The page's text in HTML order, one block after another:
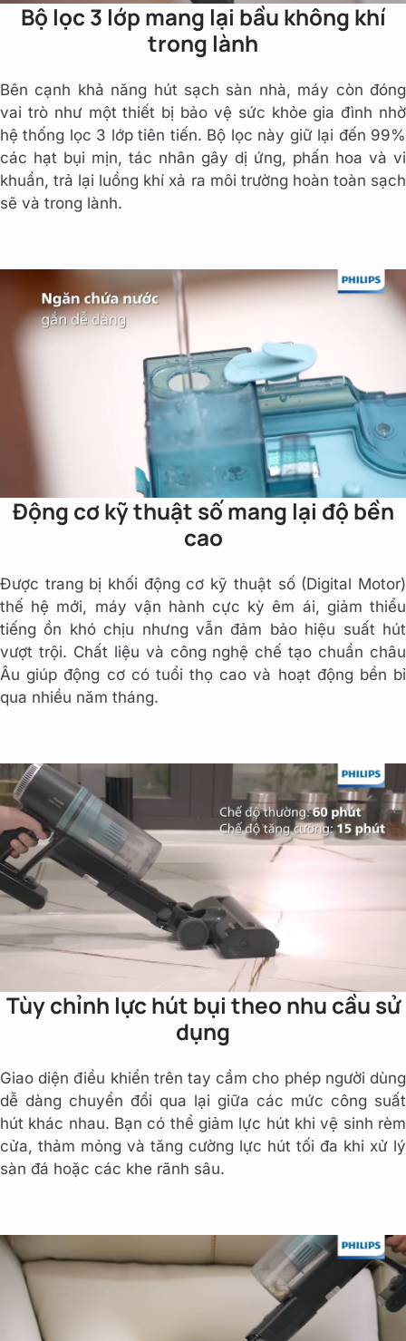
Bộ lọc 3 lớp mang lại bầu không khí
trong lành
Bên cạnh khả năng hút sạch sàn nhà, máy còn đóng
vai trò như một thiết bị bảo vệ sức khỏe gia đình nhờ
hệ thống lọc 3 lớp tiên tiến. Bộ lọc này giữ lại đến 99%
các hạt bụi mịn, tác nhân gây dị ứng, phấn hoa và vi
khuẩn, trả lại luồng khí xả ra môi trường hoàn toàn sạch
sẽ và trong lành.
Động cơ kỹ thuật số mang lại độ bền
cao
Được trang bị khối động cơ kỹ thuật số (Digital Motor)
thế hệ mới, máy vận hành cực kỳ êm ái, giảm thiểu
tiếng ồn khó chịu nhưng vẫn đảm bảo hiệu suất hút
vượt trội. Chất liệu và công nghệ chế tạo chuẩn châu
Âu giúp động cơ có tuổi thọ cao và hoạt động bền bỉ
qua nhiều năm tháng.
Tùy chỉnh lực hút bụi theo nhu cầu sử
dụng
Giao diện điều khiển trên tay cầm cho phép người dùng
dễ dàng chuyển đổi qua lại giữa các mức công suất
hút khác nhau. Bạn có thể giảm lực hút khi vệ sinh rèm
cửa, thảm mỏng và tăng cường lực hút tối đa khi xử lý
sàn đá hoặc các khe rãnh sâu.